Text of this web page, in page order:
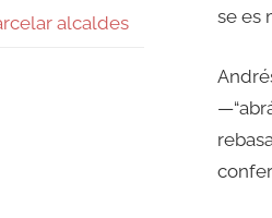
se es
alcaldes